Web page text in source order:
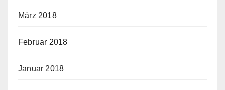
März 2018
Februar 2018
Januar 2018